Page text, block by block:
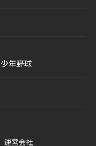
少年野球
運営会社